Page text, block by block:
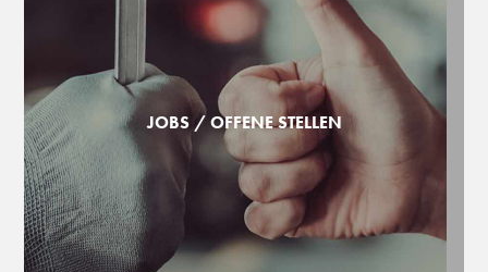
JOBS / OFFENE STELLEN